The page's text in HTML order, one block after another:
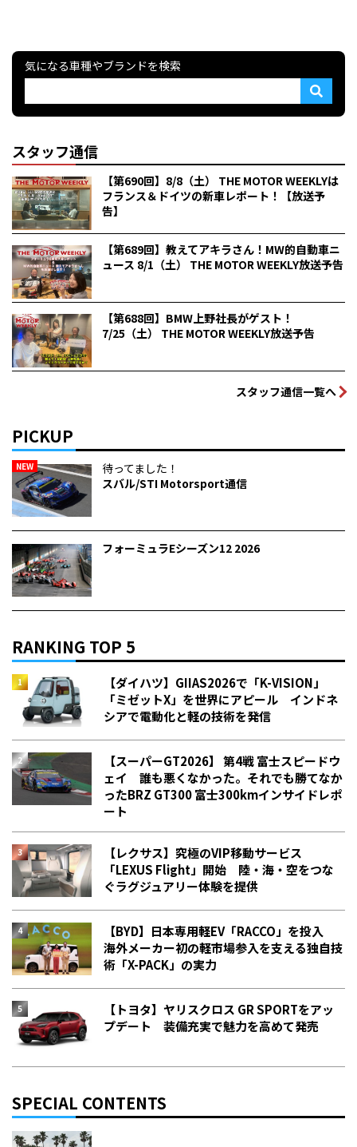
気になる車種やブランドを検索
スタッフ通信
【第690回】8/8（土） THE MOTOR WEEKLYは
フランス＆ドイツの新車レポート！【放送予
告】
【第689回】教えてアキラさん！MW的自動車ニ
ュース 8/1（土） THE MOTOR WEEKLY放送予告
【第688回】BMW上野社長がゲスト！
7/25（土） THE MOTOR WEEKLY放送予告
スタッフ通信一覧へ
PICKUP
NEW
待ってました！
スバル/STI Motorsport通信
フォーミュラEシーズン12 2026
RANKING TOP 5
【ダイハツ】GIIAS2026で「K-VISION」
「ミゼットX」を世界にアピール インドネ
シアで電動化と軽の技術を発信
【スーパーGT2026】 第4戦 富士スピードウ
ェイ 誰も悪くなかった。それでも勝てなか
った――BRZ GT300 富士300kmインサイドレポ
ート
【レクサス】究極のVIP移動サービス
「LEXUS Flight」開始 陸・海・空をつな
ぐラグジュアリー体験を提供
【BYD】日本専用軽EV「RACCO」を投入
海外メーカー初の軽市場参入を支える独自技
術「X-PACK」の実力
【トヨタ】ヤリスクロス GR SPORTをアッ
プデート 装備充実で魅力を高めて発売
SPECIAL CONTENTS